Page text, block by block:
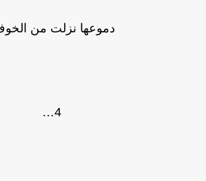
دموعها نزلت من الخوف.